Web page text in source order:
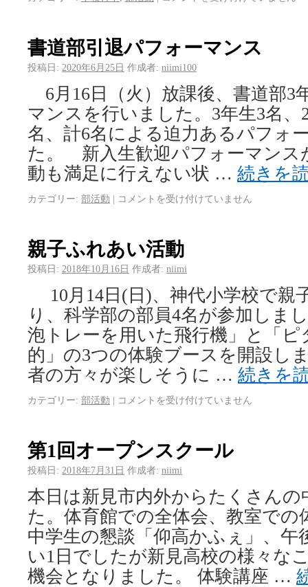
書道部引退パフォーマンス
投稿日: 2020年6月25日 作成者: niimi100
6月16日（火）放課後、書道部3
マンスを行いました。3年生3名、
名、計6名による迫力あるパフォ
た。 新入生歓迎パフォーマンス
動も満足に行えない状 … 続きを
カテゴリー: 部活動 | コメントを受け付けていません
親子ふれあい活動
投稿日: 2018年10月16日 作成者: niimi
10月14日(日)、神代小学校で親
り、科学部の部員4名が参加しま
泡トレーを用いた飛行機」と「ピ
的」の3つの体験ブースを開設し
者の方々が楽しそうに … 続きを
カテゴリー: 部活動 | コメントを受け付けていません
第1回オープンスクール
投稿日: 2018年7月31日 作成者: niimi
本日は新見市内外からたくさん
た。体育館での全体会、教室での
中学生の懇談「仰高かふぇ」、午
い1日でしたが新見高校の様々な
機会となりました。 体験講座 …